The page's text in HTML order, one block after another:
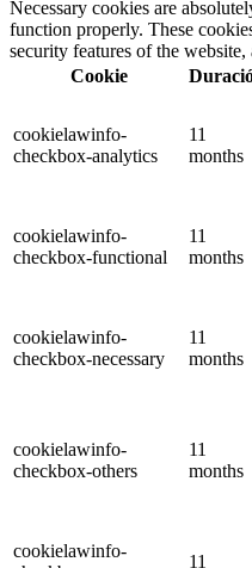
Necessary cookies are
function properly. These
security features of the website,
Cookie
cookielawinfo-
checkbox-analytics
11
months
cookielawinfo-
checkbox-functional
11
months
cookielawinfo-
checkbox-necessary
11
months
cookielawinfo-
checkbox-others
11
months
cookielawinfo-
11